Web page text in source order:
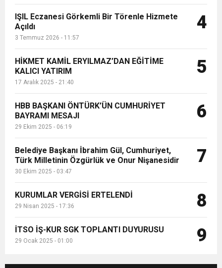
IŞIL Eczanesi Görkemli Bir Törenle Hizmete
Açıldı
3 Temmuz 2026 - 11:57
4
HİKMET KAMİL ERYILMAZ’DAN EĞİTİME
KALICI YATIRIM
17 Aralık 2025 - 21:40
5
HBB BAŞKANI ÖNTÜRK’ÜN CUMHURİYET
BAYRAMI MESAJI
29 Ekim 2025 - 06:19
6
Belediye Başkanı İbrahim Gül, Cumhuriyet,
Türk Milletinin Özgürlük ve Onur Nişanesidir
30 Ekim 2025 - 03:47
7
KURUMLAR VERGİSİ ERTELENDİ
29 Nisan 2025 - 17:36 8
İTSO İŞ-KUR SGK TOPLANTI DUYURUSU
29 Ocak 2025 - 01:00 9